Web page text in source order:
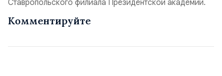
Ставропольского филиала Президентской академии.
Комментируйте